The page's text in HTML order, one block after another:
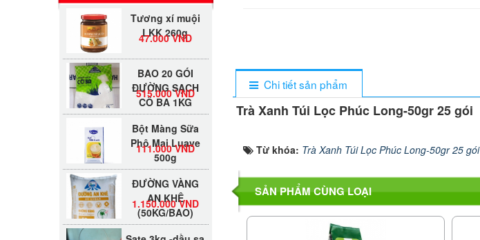
Chi tiết sản phẩm
Trà Xanh Túi Lọc Phúc Long-50gr 25 gói
Từ khóa: Trà Xanh Túi Lọc Phúc Long-50gr 25 gói
SẢN PHẨM CÙNG LOẠI
Tương xí muội
LKK 260g
47.000 VND
BAO 20 GÓI
ĐƯỜNG SẠCH
CÔ BA 1KG
515.000 VND
Bột Màng Sữa
Phô Mai Luave
500g
111.000 VND
ĐƯỜNG VÀNG
AN KHÊ
(50KG/BAO)
1.150.000 VND
Sate 3kg -dầu sa